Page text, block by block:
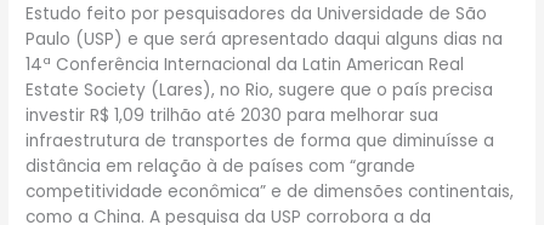
Estudo feito por pesquisadores da Universidade de São
Paulo (USP) e que será apresentado daqui alguns dias na
14ª Conferência Internacional da Latin American Real
Estate Society (Lares), no Rio, sugere que o país precisa
investir R$ 1,09 trilhão até 2030 para melhorar sua
infraestrutura de transportes de forma que diminuísse a
distância em relação à de países com “grande
competitividade econômica” e de dimensões continentais,
como a China. A pesquisa da USP corrobora a da